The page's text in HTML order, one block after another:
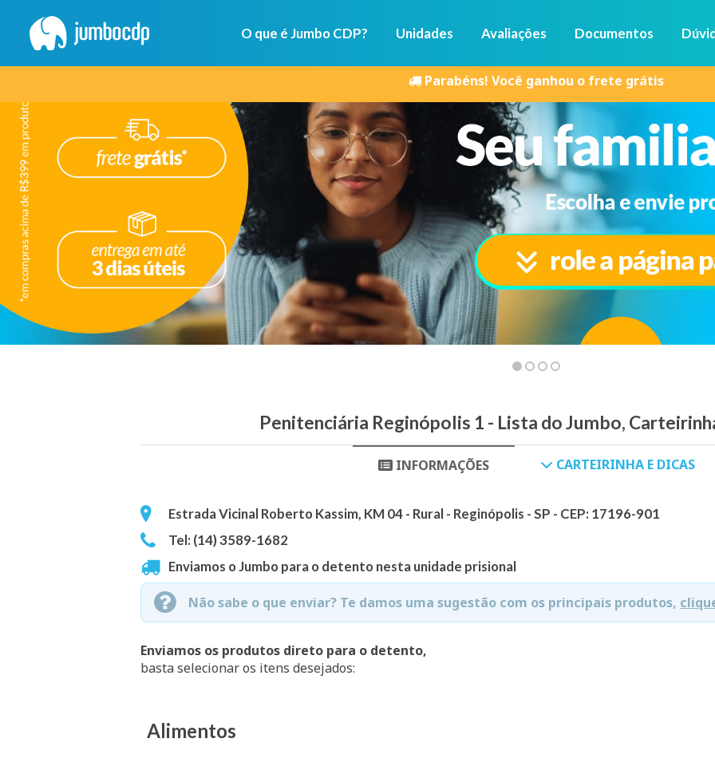
O que é Jumbo CDP? Unidades Avaliações Documentos
Parabéns! Você ganhou o frete grátis
Penitenciária Reginópolis 1 - Lista do Jumbo,
INFORMAÇÕES CARTEIRINHA E DICAS
Estrada Vicinal Roberto Kassim, KM 04 - Rural - Reginópolis - SP - CEP: 17196-901
Tel: (14) 3589-1682
Enviamos o Jumbo para o detento nesta unidade prisional
Não sabe o que enviar? Te damos uma sugestão com os principais produtos,
Enviamos os produtos direto para o detento,
basta selecionar os itens desejados:
Alimentos